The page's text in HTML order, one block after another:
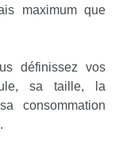
maximum que
définissez vos
sa taille, la
consommation